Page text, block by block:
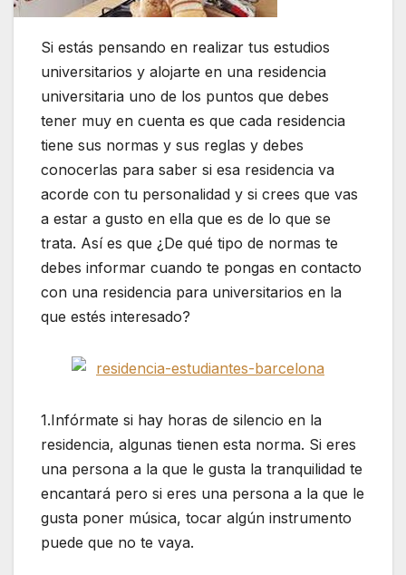
Si estás pensando en realizar tus estudios
universitarios y alojarte en una residencia
universitaria uno de los puntos que debes
tener muy en cuenta es que cada residencia
tiene sus normas y sus reglas y debes
conocerlas para saber si esa residencia va
acorde con tu personalidad y si crees que vas
a estar a gusto en ella que es de lo que se
trata. Así es que ¿De qué tipo de normas te
debes informar cuando te pongas en contacto
con una residencia para universitarios en la
que estés interesado?
1.Infórmate si hay horas de silencio en la
residencia, algunas tienen esta norma. Si eres
una persona a la que le gusta la tranquilidad te
encantará pero si eres una persona a la que le
gusta poner música, tocar algún instrumento
puede que no te vaya.